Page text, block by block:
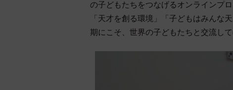
の子どもたちをつなげるオンラインプ
「天才を創る環境」「子どもはみんな
期にこそ、世界の子どもたちと交流して